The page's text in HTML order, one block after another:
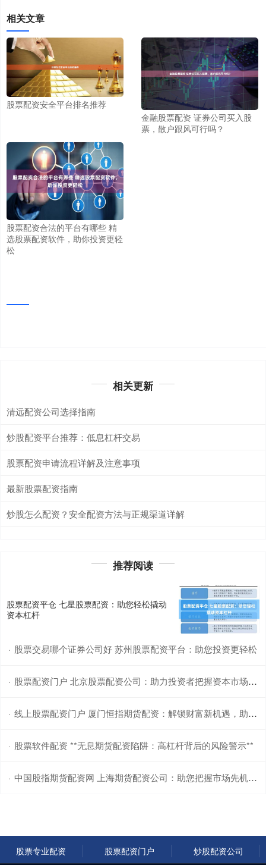
相关文章
股票配资安全平台排名推荐
金融股票配资 证券公司买入股
票，散户跟风可行吗？
股票配资合法的平台有哪些 精
选股票配资软件，助你投资更轻
松
相关更新
清远配资公司选择指南
炒股配资平台推荐：低息杠杆交易
股票配资申请流程详解及注意事项
最新股票配资指南
炒股怎么配资？安全配资方法与正规渠道详解
推荐阅读
股票配资平仓 七星股票配资：助您轻松撬动
资本杠杆
· 股票交易哪个证券公司好 苏州股票配资平台：助您投资更轻松
· 股票配资门户 北京股票配资公司：助力投资者把握资本市场机遇
· 线上股票配资门户 厦门恒指期货配资：解锁财富新机遇，助你投资无忧
· 股票软件配资 **无息期货配资陷阱：高杠杆背后的风险警示**
· 中国股指期货配资网 上海期货配资公司：助您把握市场先机，实现财富梦想
股票专业配资 股票配资门户 炒股配资公司